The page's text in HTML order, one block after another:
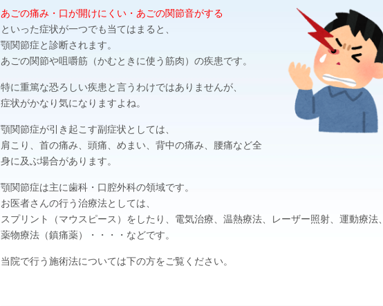
あごの痛み・口が開けにくい・あごの関節音がする
といった症状が一つでも当てはまると、
顎関節症と診断されます。
あごの関節や咀嚼筋（かむときに使う筋肉）の疾患です。
特に重篤な恐ろしい疾患と言うわけではありませんが、
症状がかなり気になりますよね。
顎関節症が引き起こす副症状としては、
肩こり、首の痛み、頭痛、めまい、背中の痛み、腰痛など全
身に及ぶ場合があります。
顎関節症は主に歯科・口腔外科の領域です。
お医者さんの行う治療法としては、
スプリント（マウスピース）をしたり、電気治療、温熱療法、レーザー照射、運動療法、
薬物療法（鎮痛薬）・・・・などです。
当院で行う施術法については下の方をご覧ください。